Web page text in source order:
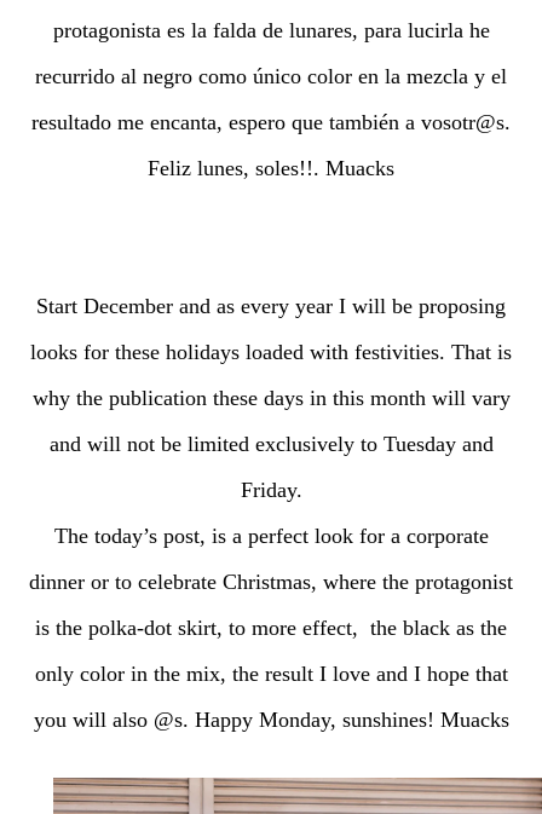
protagonista es la falda de lunares, para lucirla he
recurrido al negro como único color en la mezcla y el
resultado me encanta, espero que también a vosotr@s.
Feliz lunes, soles!!. Muacks
Start December and as every year I will be proposing
looks for these holidays loaded with festivities. That is
why the publication these days in this month will vary
and will not be limited exclusively to Tuesday and
Friday.
The today’s post, is a perfect look for a corporate
dinner or to celebrate Christmas, where the protagonist
is the polka-dot skirt, to more effect, the black as the
only color in the mix, the result I love and I hope that
you will also @s. Happy Monday, sunshines! Muacks